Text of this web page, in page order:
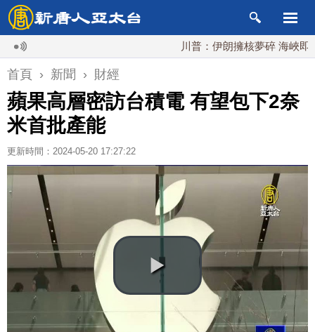
川普：伊朗擁核夢碎 海峽即將恢
首頁 › 新聞 › 財經
蘋果高層密訪台積電 有望包下2奈
米首批產能
更新時間：2024-05-20 17:27:22